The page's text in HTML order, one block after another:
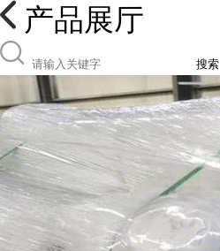
产品展厅
搜索